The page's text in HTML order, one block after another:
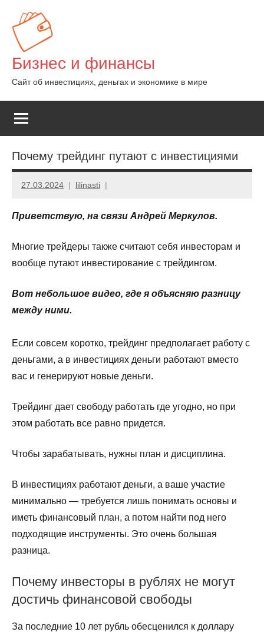
содержимому
Бизнес и финансы
Сайт об инвестициях, деньгах и экономике в мире
Почему трейдинг путают с инвестициями
27.03.2024 lilinasti
Приветствую, на связи Андрей Меркулов.
Многие трейдеры также считают себя инвесторам и
вообще путают инвестирование с трейдингом.
Вот небольшое видео, где я объясняю разницу
между ними.
Если совсем коротко, трейдинг предполагает работу с
деньгами, а в инвестициях деньги работают вместо
вас и генерируют новые деньги.
Трейдинг дает свободу работать где угодно, но при
этом работать все равно придется.
Чтобы зарабатывать, нужны план и дисциплина.
В инвестициях работают деньги, а ваше участие
минимально — требуется лишь понимать основы и
иметь финансовый план, а потом найти под него
подходящие инструменты. Это очень большая
разница.
Почему инвесторы в рублях не могут
достичь финансовой свободы
За последние 10 лет рубль обесценился к доллару